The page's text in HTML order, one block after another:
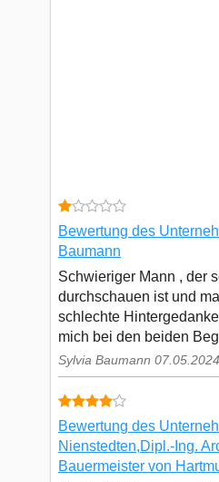
Bewertung des
Baumann
Schwieriger Mann , der
durchschauen ist und
schlechte
mich bei den beiden
Sylvia Baumann
Bewertung des
Nienstedten,Dipl.-Ing.
Bauermeister von